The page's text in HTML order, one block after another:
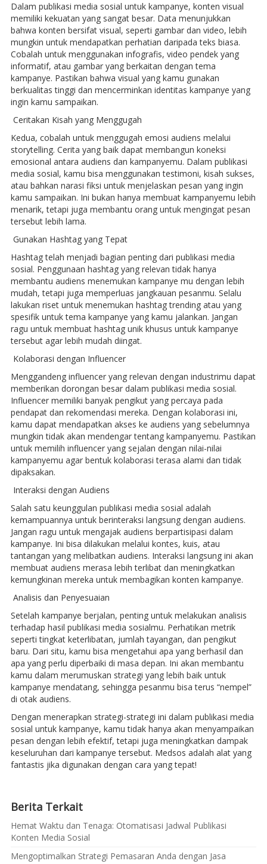
Dalam publikasi media sosial untuk kampanye, konten visual
memiliki kekuatan yang sangat besar. Data menunjukkan
bahwa konten bersifat visual, seperti gambar dan video, lebih
mungkin untuk mendapatkan perhatian daripada teks biasa.
Cobalah untuk menggunakan infografis, video pendek yang
informatif, atau gambar yang berkaitan dengan tema
kampanye. Pastikan bahwa visual yang kamu gunakan
berkualitas tinggi dan mencerminkan identitas kampanye yang
ingin kamu sampaikan.
Ceritakan Kisah yang Menggugah
Kedua, cobalah untuk menggugah emosi audiens melalui
storytelling. Cerita yang baik dapat membangun koneksi
emosional antara audiens dan kampanyemu. Dalam publikasi
media sosial, kamu bisa menggunakan testimoni, kisah sukses,
atau bahkan narasi fiksi untuk menjelaskan pesan yang ingin
kamu sampaikan. Ini bukan hanya membuat kampanyemu lebih
menarik, tetapi juga membantu orang untuk mengingat pesan
tersebut lebih lama.
Gunakan Hashtag yang Tepat
Hashtag telah menjadi bagian penting dari publikasi media
sosial. Penggunaan hashtag yang relevan tidak hanya
membantu audiens menemukan kampanye mu dengan lebih
mudah, tetapi juga memperluas jangkauan pesanmu. Selalu
lakukan riset untuk menemukan hashtag trending atau yang
spesifik untuk tema kampanye yang kamu jalankan. Jangan
ragu untuk membuat hashtag unik khusus untuk kampanye
tersebut agar lebih mudah diingat.
Kolaborasi dengan Influencer
Menggandeng influencer yang relevan dengan industrimu dapat
memberikan dorongan besar dalam publikasi media sosial.
Influencer memiliki banyak pengikut yang percaya pada
pendapat dan rekomendasi mereka. Dengan kolaborasi ini,
kamu dapat mendapatkan akses ke audiens yang sebelumnya
mungkin tidak akan mendengar tentang kampanyemu. Pastikan
untuk memilih influencer yang sejalan dengan nilai-nilai
kampanyemu agar bentuk kolaborasi terasa alami dan tidak
dipaksakan.
Interaksi dengan Audiens
Salah satu keunggulan publikasi media sosial adalah
kemampuannya untuk berinteraksi langsung dengan audiens.
Jangan ragu untuk mengajak audiens berpartisipasi dalam
kampanye. Ini bisa dilakukan melalui kontes, kuis, atau
tantangan yang melibatkan audiens. Interaksi langsung ini akan
membuat audiens merasa lebih terlibat dan meningkatkan
kemungkinan mereka untuk membagikan konten kampanye.
Analisis dan Penyesuaian
Setelah kampanye berjalan, penting untuk melakukan analisis
terhadap hasil publikasi media sosialmu. Perhatikan metrik
seperti tingkat keterlibatan, jumlah tayangan, dan pengikut
baru. Dari situ, kamu bisa mengetahui apa yang berhasil dan
apa yang perlu diperbaiki di masa depan. Ini akan membantu
kamu dalam merumuskan strategi yang lebih baik untuk
kampanye mendatang, sehingga pesanmu bisa terus “nempel”
di otak audiens.
Dengan menerapkan strategi-strategi ini dalam publikasi media
sosial untuk kampanye, kamu tidak hanya akan menyampaikan
pesan dengan lebih efektif, tetapi juga meningkatkan dampak
keseluruhan dari kampanye tersebut. Medsos adalah alat yang
fantastis jika digunakan dengan cara yang tepat!
Berita Terkait
Hemat Waktu dan Tenaga: Otomatisasi Jadwal Publikasi
Konten Media Sosial
Mengoptimalkan Strategi Pemasaran Anda dengan Jasa